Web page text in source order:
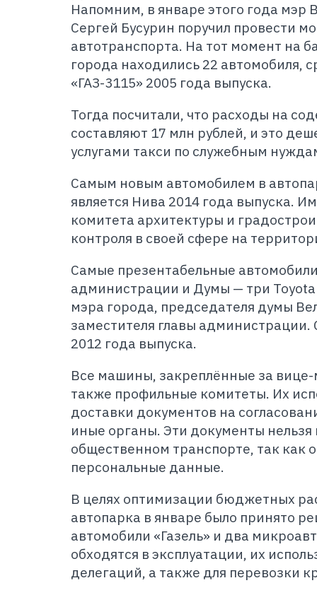
Напомним, в январе этого года мэр
Сергей Бусурин поручил провести
автотранспорта. На тот момент на
города находились 22 автомобиля,
«ГАЗ-3115» 2005 года выпуска.
Тогда посчитали, что расходы на
составляют 17 млн рублей, и это
услугами такси по служебным
Самым новым автомобилем в
является Нива 2014 года выпуска.
комитета архитектуры и
контроля в своей сфере на
Самые презентабельные
администрации и Думы — три
мэра города, председателя думы
заместителя главы
2012 года выпуска.
Все машины, закреплённые за
также профильные комитеты. Их
доставки документов на
иные органы. Эти документы нельзя
общественном транспорте, так как
персональные данные.
В целях оптимизации бюджетных
автопарка в январе было принято
автомобили «Газель» и два
обходятся в эксплуатации, их
делегаций, а также для перевозки